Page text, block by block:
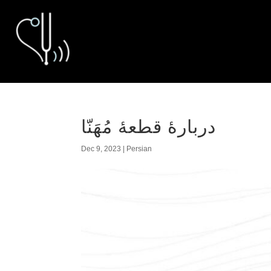
دربارهٔ قطعهٔ مُهَنّا
Dec 9, 2023 Persian